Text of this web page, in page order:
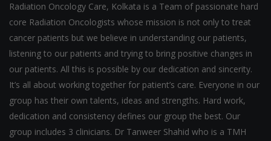
Radiation Oncology Care, Kolkata is a Team of passionate hard
core Radiation Oncologists whose mission is not only to treat
cancer patients but we believe in understanding our patients,
listening to our patients and trying to bring positive changes in
our patients. All this is possible by our dedication and sincerity.
It’s all about working together for patient’s care. Everyone in our
group has their own talents, ideas and strengths. Hard work,
dedication and consistency defines our group the best. Our
group includes 3 clinicians. Dr Tanweer Shahid who is a TMH